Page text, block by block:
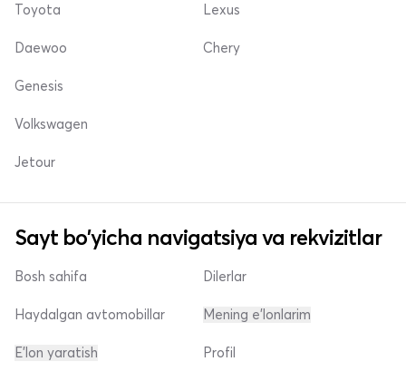
Toyota
Daewoo
Lexus
Chery
Genesis
Volkswagen
Jetour
Sayt bo'yicha navigatsiya va rekvizitlar
Bosh sahifa
Haydalgan avtomobillar
E'lon yaratish
Dilerlar
Mening e'lonlarim
Profil